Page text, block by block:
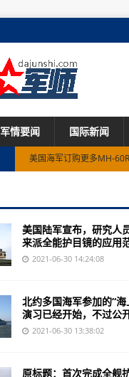
军情要闻 国际新闻
美国海军订购更多MH-
乌克兰向土耳其提供重型
波兰与美国就5架C-130H
美国海军陆战队的MQ-
哈萨克斯坦的Su-30战斗
诺斯罗普格鲁曼公司为
美国陆军宣布，研究人
来派全能护目镜的应用
2021-06-30 14:24:08
北约多国海军参加的“
演习已经开始，不过公
2021-06-30 13:38:02
原标题：首次完成全舰